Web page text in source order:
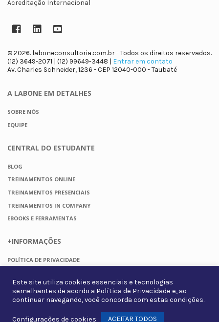
Acreditação Internacional
Facebook
LinkedInYouTube
© 2026. laboneconsultoria.com.br - Todos os direitos reservados.
(12) 3649-2071 | (12) 99649-3448 | Entrar em contato
Av. Charles Schneider, 1236 - CEP 12040-000 - Taubaté
A LABONE EM DETALHES
SOBRE NÓS
EQUIPE
CENTRAL DO ESTUDANTE
BLOG
TREINAMENTOS ONLINE
TREINAMENTOS PRESENCIAIS
TREINAMENTOS IN COMPANY
EBOOKS E FERRAMENTAS
+INFORMAÇÕES
POLÍTICA DE PRIVACIDADE
FAQ
CONTATO
Este site utiliza cookies essenciais e tecnologias
semelhantes de acordo a Política de Privacidade e, ao
continuar navegando, você concorda com estas condições.
Configurações de cookies ACEITAR TODOS